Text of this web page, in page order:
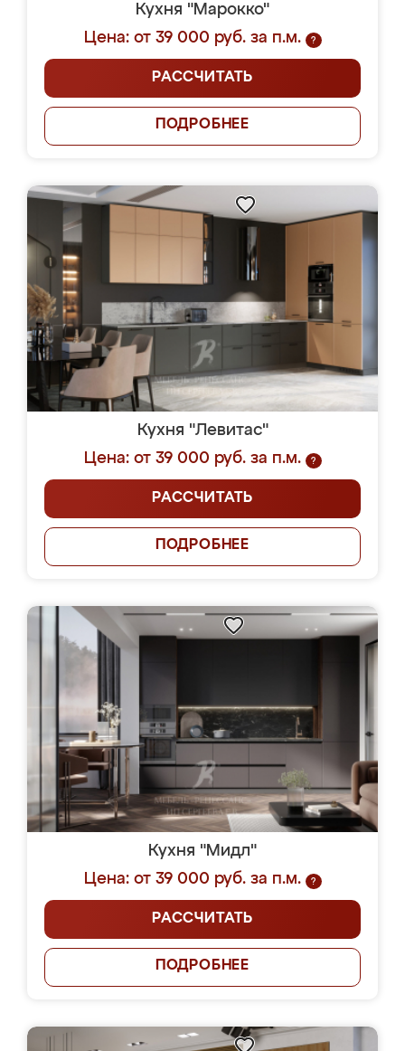
Кухня "Марокко"
Цена: от 39 000 руб. за п.м.
?
РАССЧИТАТЬ
ПОДРОБНЕЕ
Кухня "Левитас"
Цена: от 39 000 руб. за п.м.
?
РАССЧИТАТЬ
ПОДРОБНЕЕ
Кухня "Мидл"
Цена: от 39 000 руб. за п.м.
?
РАССЧИТАТЬ
ПОДРОБНЕЕ